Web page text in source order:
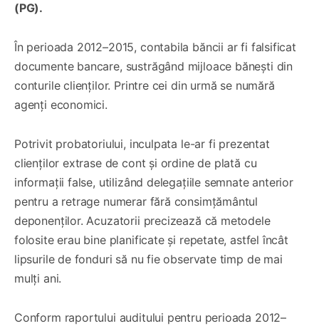
(PG).
În perioada 2012–2015, contabila băncii ar fi falsificat
documente bancare, sustrăgând mijloace bănești din
conturile clienților. Printre cei din urmă se numără
agenți economici.
Potrivit probatoriului, inculpata le-ar fi prezentat
clienților extrase de cont și ordine de plată cu
informații false, utilizând delegațiile semnate anterior
pentru a retrage numerar fără consimțământul
deponenților. Acuzatorii precizează că metodele
folosite erau bine planificate și repetate, astfel încât
lipsurile de fonduri să nu fie observate timp de mai
mulți ani.
Conform raportului auditului pentru perioada 2012–